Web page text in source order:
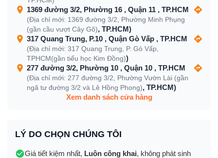
1369 đường 3/2, Phường 16 , Quận 11 , TP.HCM
(Địa chỉ mới: 1369 đường 3/2, Phường Minh Phụng
(gần cầu vượt Cây Gõ), TP.HCM)
317 Quang Trung, P.10 , Quận Gò Vấp , TP.HCM
(Địa chỉ mới: 317 Quang Trung, P. Gò Vấp,
TPHCM(gần tiểu học Kim Đồng))
277 đường 3/2, Phường 10 , Quận 10 , TP.HCM
(Địa chỉ mới: 277 đường 3/2, Phường Vườn Lài (gần
ngã tư đường 3/2 và Lê Hồng Phong), TP.HCM)
Xem danh sách cửa hàng
LÝ DO CHỌN CHÚNG TÔI
Giá tiết kiệm nhất, Luôn công khai, không phát sinh